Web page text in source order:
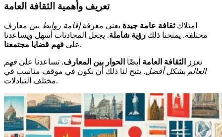
تعريف وأهمية الثقافة العامة
امتلاكثقافة عامة جيدة يعني معرفةإقامة روابط بين معارف
مختلفة. يمنحنا ذلك رؤية شاملة. يجعل المحادثات أسهل ويساعدنا
على فهم قضايا مجتمعنا .
تعزز الثقافة العامة أيضًا الحوار بين المعارف. تساعدنا على فهم
العالم بشكل أفضل. يتيح لنا ذلك أن نكون في موقف مناسب في
مختلف التبادلات.